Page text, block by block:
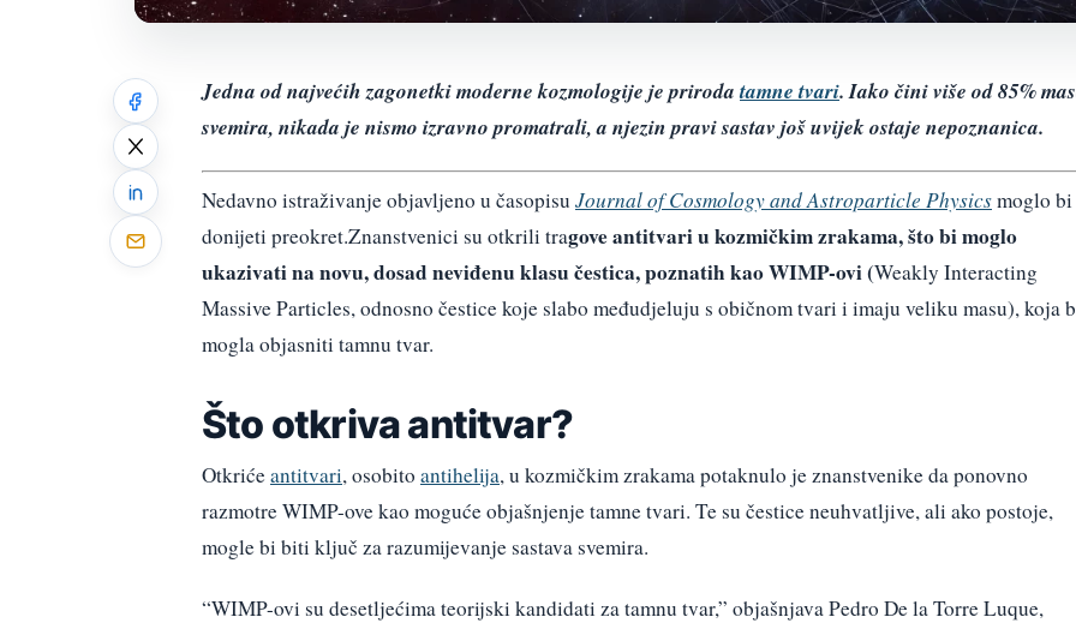
Jedna od najvećih zagonetki moderne kozmologije je prirodatamne tvari. Iako čini više od 85%
svemira, nikada je nismo izravno promatrali, a njezin pravi sastav još uvijek ostaje nepoznanica.
Nedavno istraživanje objavljeno u časopisu Journal of Cosmology and Astroparticle Physicsmoglo bi
donijeti preokret.Znanstvenici su otkrili tragove antitvari u kozmičkim zrakama, što bi moglo
ukazivati na novu, dosad neviđenu klasu čestica, poznatih kao WIMP-ovi (Weakly Interacting
Massive Particles, odnosno čestice koje slabo međudjeluju s običnom tvari i imaju veliku masu), koja
mogla objasniti tamnu tvar.
Što otkriva antitvar?
Otkrićeantitvari, osobito antihelija, u kozmičkim zrakama potaknulo je znanstvenike da ponovno
razmotre WIMP-ove kao moguće objašnjenje tamne tvari. Te su čestice neuhvatljive, ali ako postoje,
mogle bi biti ključ za razumijevanje sastava svemira.
“WIMP-ovi su desetljećima teorijski kandidati za tamnu tvar,” objašnjava Pedro De la Torre Luque,